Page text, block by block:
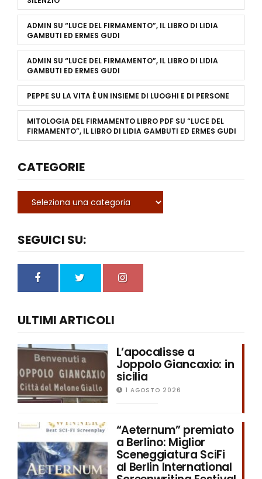
ADMIN SU “LUCE DEL FIRMAMENTO”, IL LIBRO DI LIDIA
GAMBUTI ED ERMES GUDI
ADMIN SU “LUCE DEL FIRMAMENTO”, IL LIBRO DI LIDIA
GAMBUTI ED ERMES GUDI
PEPPE SU LA VITA È UN INSIEME DI LUOGHI E DI PERSONE
MITOLOGIA DEL FIRMAMENTO LIBRO PDF SU “LUCE DEL
FIRMAMENTO”, IL LIBRO DI LIDIA GAMBUTI ED ERMES GUDI
CATEGORIE
SEGUICI SU:
ULTIMI ARTICOLI
L’apocalisse a
Joppolo Giancaxio: in
sicilia
1 AGOSTO 2026
“Aeternum” premiato
a Berlino: Miglior
Sceneggiatura SciFi
al Berlin International